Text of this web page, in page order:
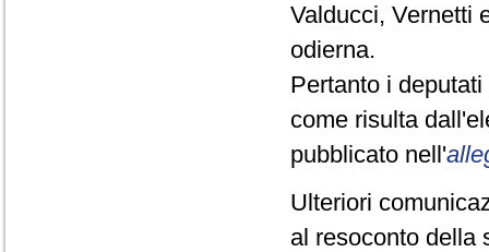
Valducci, Vernetti
odierna.
Pertanto i
come risulta
pubblicato nell'
Ulteriori
al resoconto della